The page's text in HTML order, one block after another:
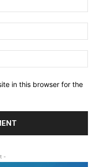
in this browser for the
-